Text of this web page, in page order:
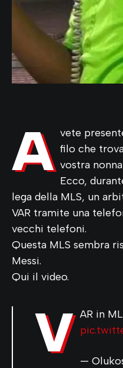
A vete
filo che
vostra
Ecco,
lega della MLS, un
VAR tramite una
vecchi telefoni.
Questa MLS sembra
Messi.
Qui il video.
V AR in
—